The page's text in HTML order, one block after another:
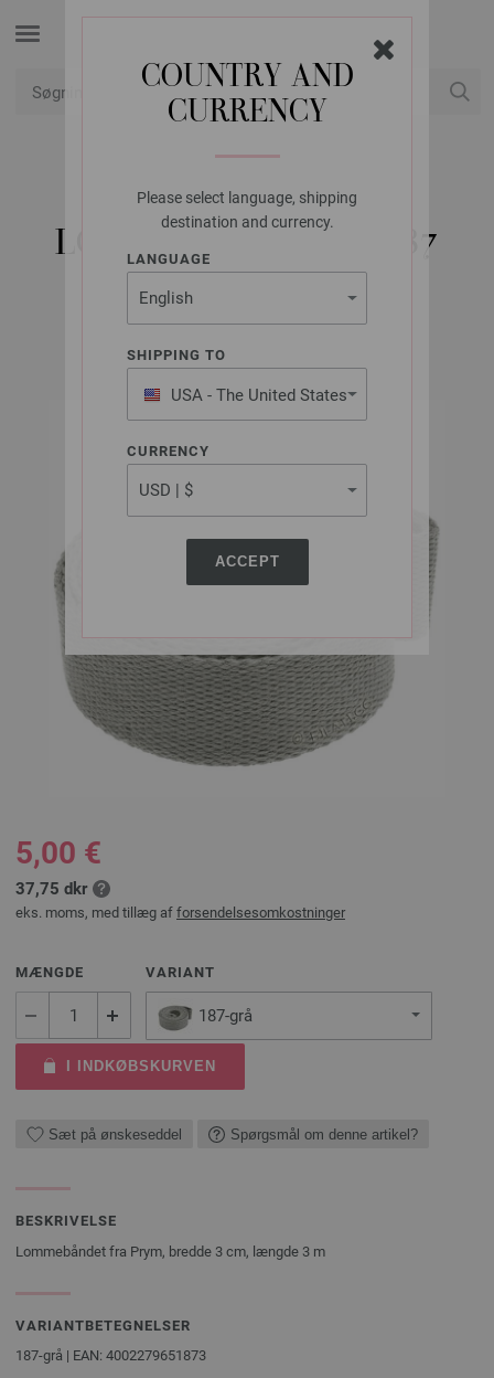
COUNTRY AND
CURRENCY
Please select language, shipping
destination and currency.
LANGUAGE
SHIPPING TO
USA - The United States
of America
CURRENCY
ACCEPT
PRYM
LOMMEBÅNDET 965187
Varenr.: 965187
5,00 €
37,75 dkr
eks. moms, med tillæg af forsendelsesomkostninger
MÆNGDE VARIANT
187-grå
I INDKØBSKURVEN
Sæt på ønskeseddel Spørgsmål om denne artikel?
BESKRIVELSE
Lommebåndet fra Prym, bredde 3 cm, længde 3 m
VARIANTBETEGNELSER
187-grå | EAN: 4002279651873